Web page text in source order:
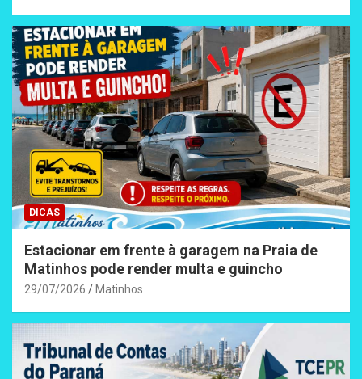
DICAS
Estacionar em frente à garagem na Praia de
Matinhos pode render multa e guincho
29/07/2026 Matinhos